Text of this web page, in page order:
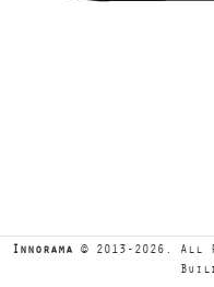
Innorama © 2013-2026. All